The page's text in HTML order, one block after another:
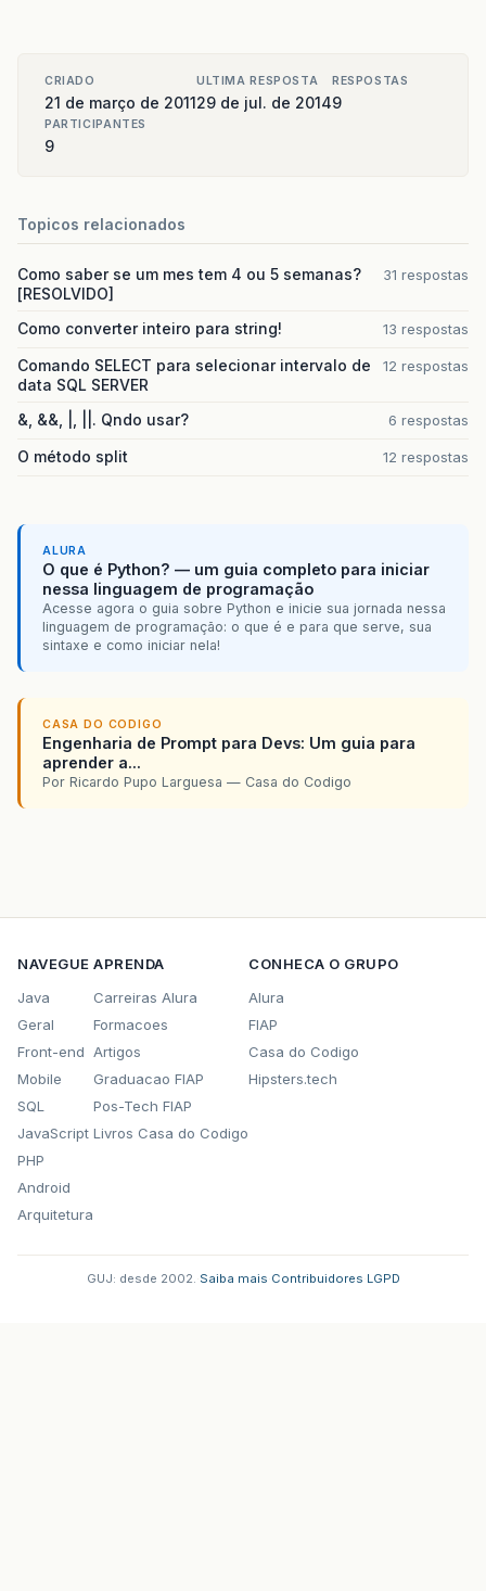
CRIADO
21 de março de 2011
ULTIMA RESPOSTA
29 de jul. de 2014
RESPOSTAS
9
PARTICIPANTES
9
Topicos relacionados
Como saber se um mes tem 4 ou 5 semanas?
[RESOLVIDO]
31 respostas
Como converter inteiro para string! 13 respostas
Comando SELECT para selecionar intervalo de
data SQL SERVER
12 respostas
&, &&, |, ||. Qndo usar? 6 respostas
O método split 12 respostas
ALURA
O que é Python? — um guia completo para iniciar
nessa linguagem de programação
Acesse agora o guia sobre Python e inicie sua jornada nessa
linguagem de programação: o que é e para que serve, sua
sintaxe e como iniciar nela!
CASA DO CODIGO
Engenharia de Prompt para Devs: Um guia para
aprender a...
Por Ricardo Pupo Larguesa — Casa do Codigo
NAVEGUE
Java
Geral
Front-end
Mobile
SQL
JavaScript
PHP
Android
Arquitetura
APRENDA
Carreiras Alura
Formacoes
Artigos
Graduacao FIAP
Pos-Tech FIAP
Livros Casa do Codigo
CONHECA O GRUPO
Alura
FIAP
Casa do Codigo
Hipsters.tech
GUJ: desde 2002. Saiba mais Contribuidores LGPD